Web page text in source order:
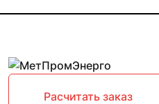
Расчитать заказ